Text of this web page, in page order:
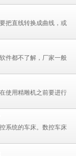
把直线转换成曲线，或
件都不了解，厂家一般
使用精雕机之前要进行
系统的车床。数控车床